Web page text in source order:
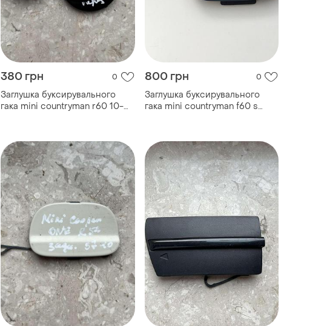
380 грн 0
Заглушка буксирувального
гака mini countryman r60 10-
800 грн 0
Заглушка буксирувального
гака mini countryman f60 s